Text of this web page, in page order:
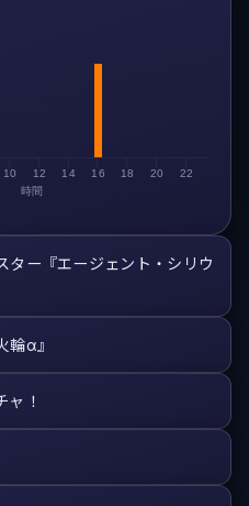
時間
10 12 14 16 18 20 22
ター『エージェント・シリウ
輪α』
ャ！